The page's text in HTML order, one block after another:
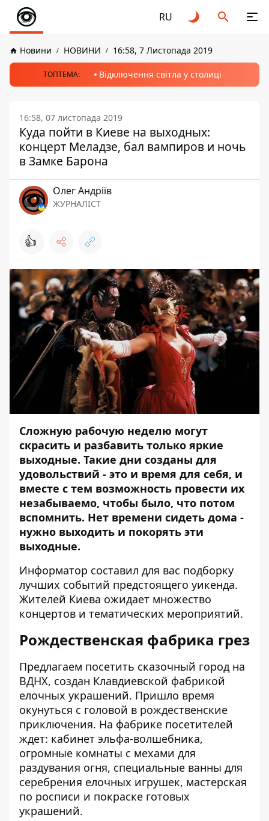
RU
Новини НОВИНИ 16:58, 7 Листопада 2019
ТОПТЕМА: Відключення світла у столиці
16:58, 07 листопада 2019
Куда пойти в Киеве на выходных:
концерт Меладзе, бал вампиров и ночь
в Замке Барона
Олег Андріїв
ЖУРНАЛІСТ
👍
Сложную рабочую неделю могут
скрасить и разбавить только яркие
выходные. Такие дни созданы для
удовольствий - это и время для себя, и
вместе с тем возможность провести их
незабываемо, чтобы было, что потом
вспомнить. Нет времени сидеть дома -
нужно выходить и покорять эти
выходные.
Информатор составил для вас подборку
лучших событий предстоящего уикенда.
Жителей Киева ожидает множество
концертов и тематических мероприятий.
Рождественская фабрика грез
Предлагаем посетить сказочный город на
ВДНХ, создан Клавдиевской фабрикой
елочных украшений. Пришло время
окунуться с головой в рождественские
приключения. На фабрике посетителей
ждет: кабинет эльфа-волшебника,
огромные комнаты с мехами для
раздувания огня, специальные ванны для
серебрения елочных игрушек, мастерская
по росписи и покраске готовых
украшений.